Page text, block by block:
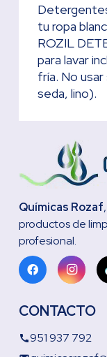
tu ropa
ROZIL
para lavar
fría. No
seda, lino).
Químicas Rozaf
productos de
profesional.
CONTACTO
call951 937 792